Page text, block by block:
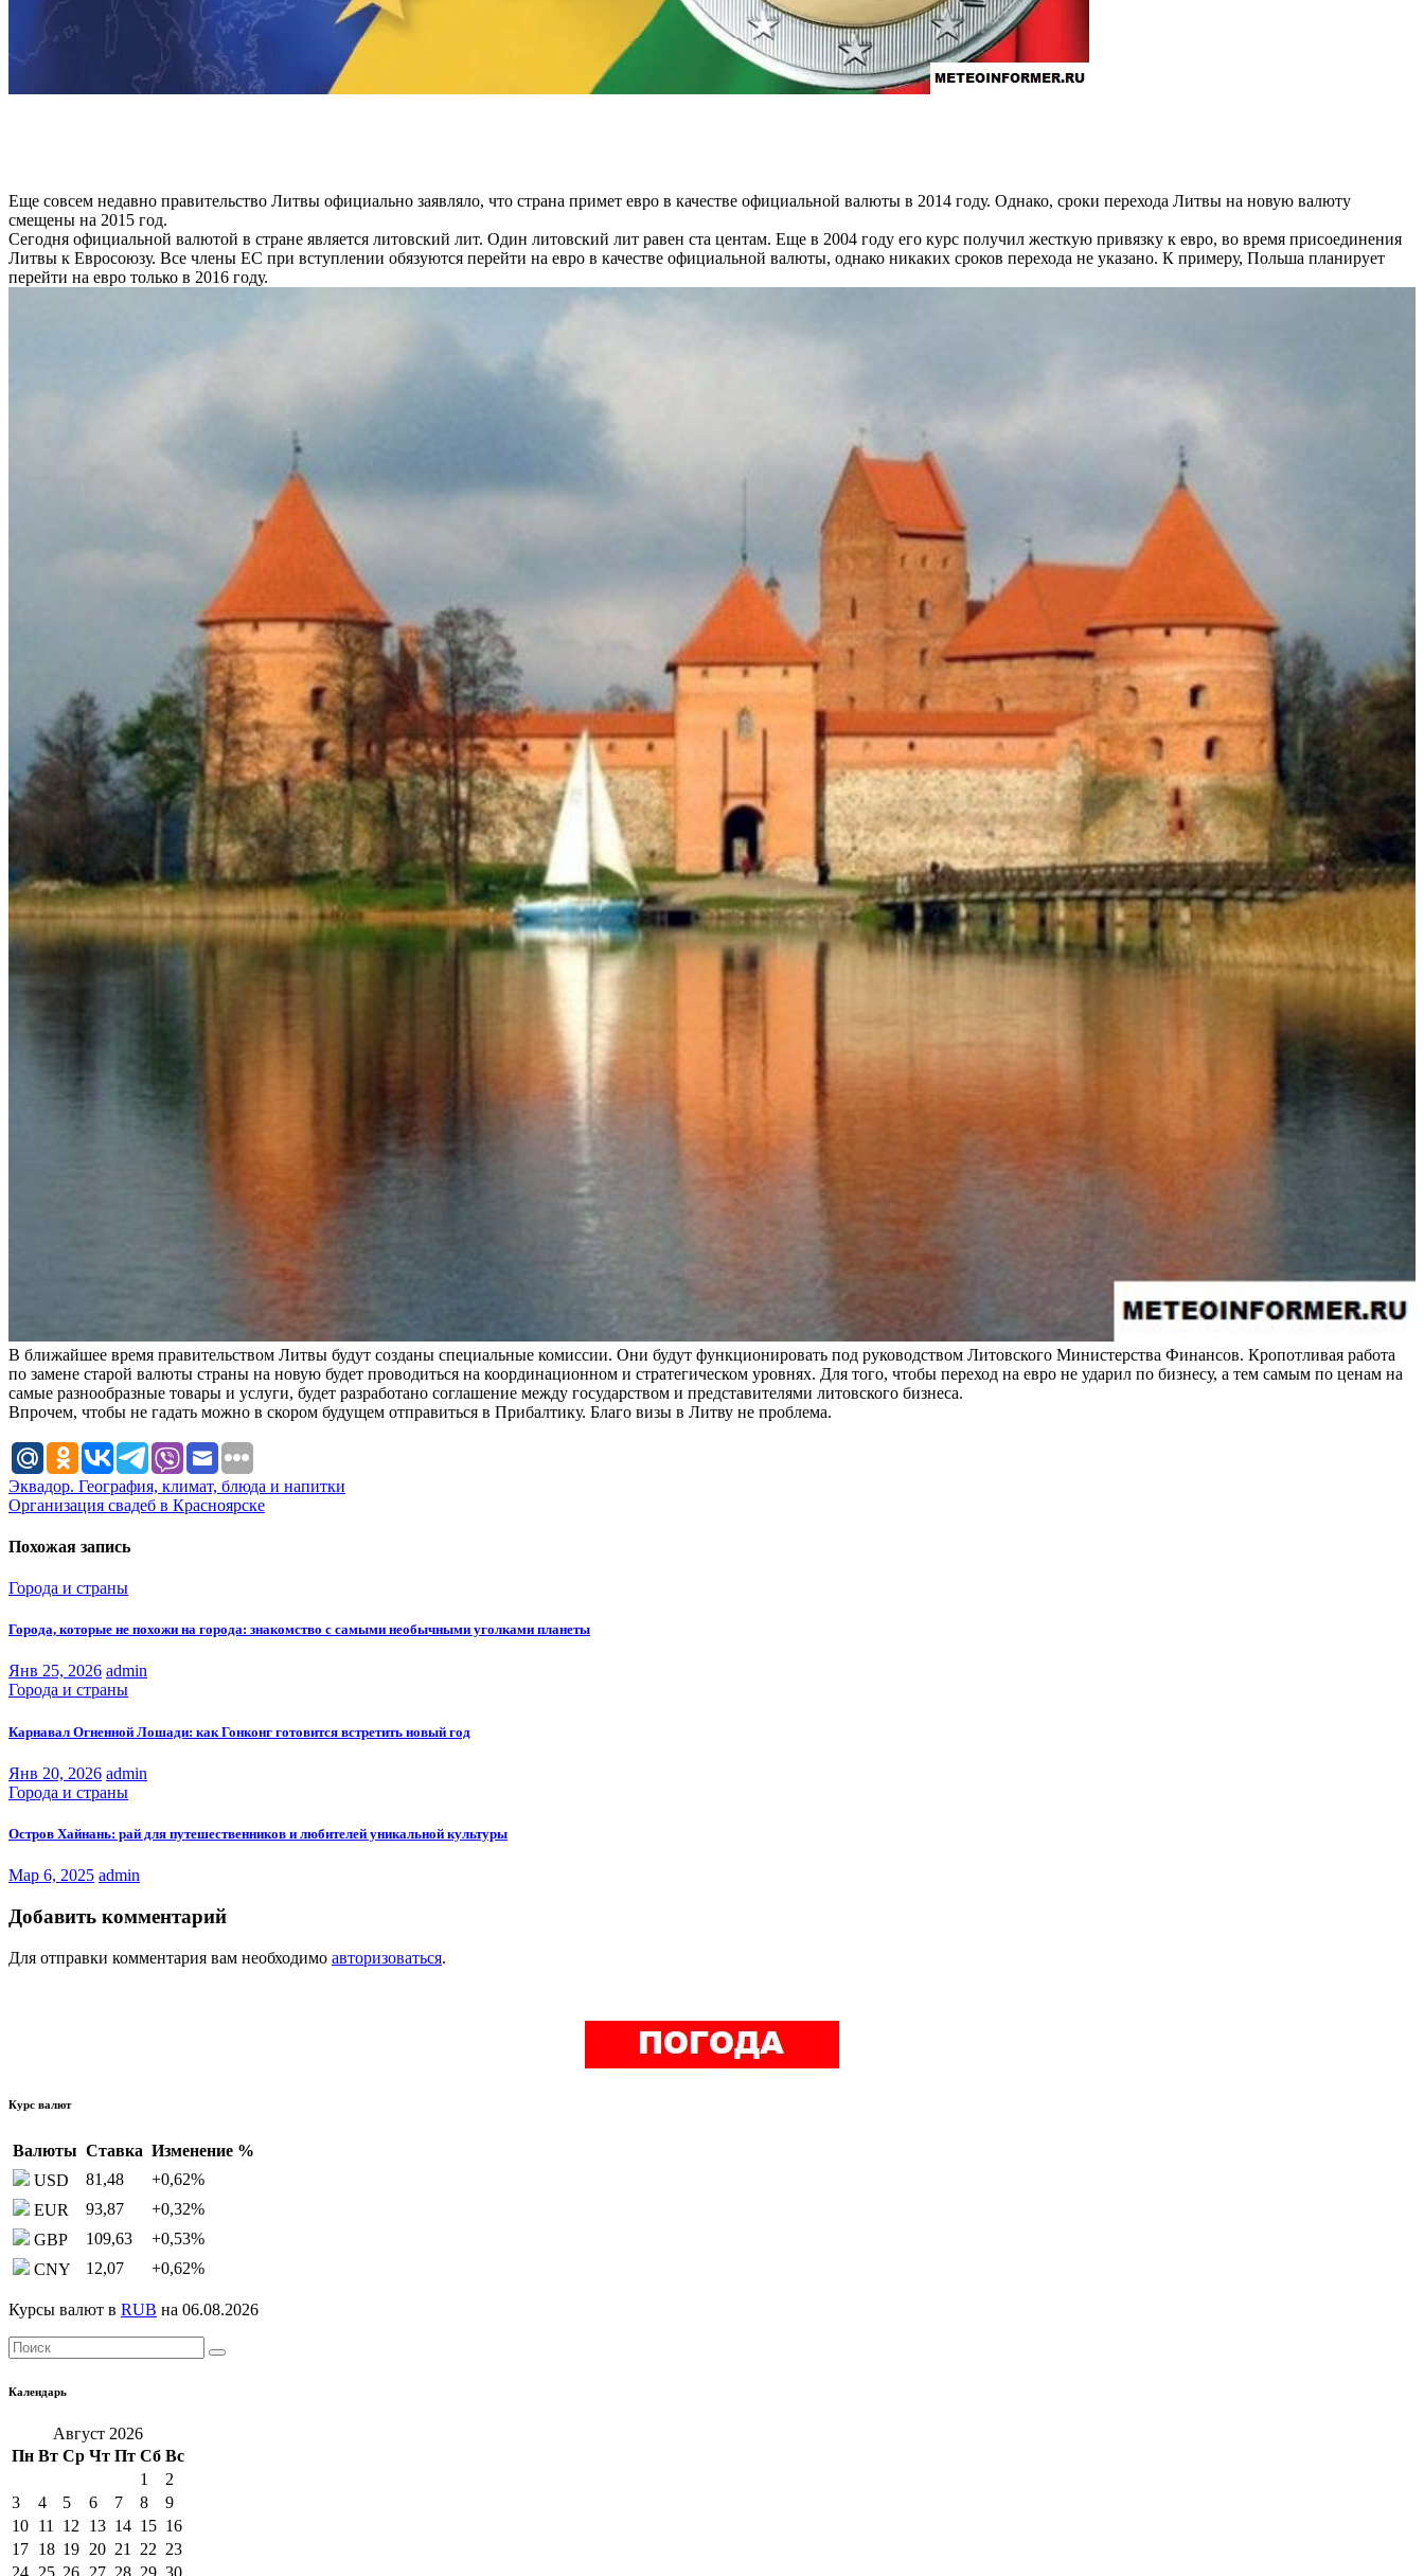
Еще совсем недавно правительство Литвы официально заявляло, что страна примет евро в качестве официальной валюты в 2014 году. Однако, сроки перехода Литвы на новую валюту
смещены на 2015 год.
Сегодня официальной валютой в стране является литовский лит. Один литовский лит равен ста центам. Еще в 2004 году его курс получил жесткую привязку к евро, во время присоединения
Литвы к Евросоюзу. Все члены ЕС при вступлении обязуются перейти на евро в качестве официальной валюты, однако никаких сроков перехода не указано. К примеру, Польша планирует
перейти на евро только в 2016 году.
В ближайшее время правительством Литвы будут созданы специальные комиссии. Они будут функционировать под руководством Литовского Министерства Финансов. Кропотливая работа
по замене старой валюты страны на новую будет проводиться на координационном и стратегическом уровнях. Для того, чтобы переход на евро не ударил по бизнесу, а тем самым по ценам на
самые разнообразные товары и услуги, будет разработано соглашение между государством и представителями литовского бизнеса.
Впрочем, чтобы не гадать можно в скором будущем отправиться в Прибалтику. Благо визы в Литву не проблема.
Навигация
по
записям
Эквадор. География, климат, блюда и напитки
Организация свадеб в Красноярске
Похожая запись
Города и страны
Города, которые не похожи на города: знакомство с самыми необычными уголками планеты
Янв 25, 2026 admin
Города и страны
Карнавал Огненной Лошади: как Гонконг готовится встретить новый год
Янв 20, 2026 admin
Города и страны
Остров Хайнань: рай для путешественников и любителей уникальной культуры
Мар 6, 2025 admin
Добавить комментарий
Для отправки комментария вам необходимо авторизоваться.
Курс валют
Валюты Ставка Изменение %
USD
81,48 +0,62%
EUR
93,87 +0,32%
GBP
109,63 +0,53%
CNY
12,07 +0,62%
Курсы валют в RUB на 06.08.2026
Календарь
Август 2026
Пн Вт Ср Чт Пт Сб Вс
1
2
3
4 5 6 7 8
9
10 11 12 13 14 15 16
17 18 19 20 21 22 23